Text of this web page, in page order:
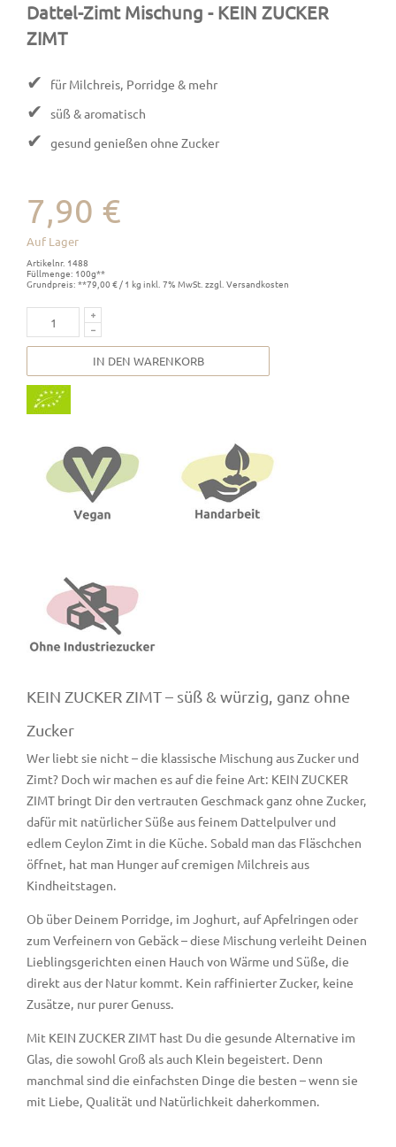
Dattel-Zimt Mischung - KEIN ZUCKER
ZIMT
✔ für Milchreis, Porridge & mehr
✔ süß & aromatisch
✔ gesund genießen ohne Zucker
7,90 €
Auf Lager
Artikelnr. 1488
Füllmenge: 100g**
Grundpreis: **79,00 € / 1 kg inkl. 7% MwSt. zzgl. Versandkosten
IN DEN WARENKORB
KEIN ZUCKER ZIMT – süß & würzig, ganz ohne
Zucker
Wer liebt sie nicht – die klassische Mischung aus Zucker und
Zimt? Doch wir machen es auf die feine Art: KEIN ZUCKER
ZIMT bringt Dir den vertrauten Geschmack ganz ohne Zucker,
dafür mit natürlicher Süße aus feinem Dattelpulver und
edlem Ceylon Zimt in die Küche. Sobald man das Fläschchen
öffnet, hat man Hunger auf cremigen Milchreis aus
Kindheitstagen.
Ob über Deinem Porridge, im Joghurt, auf Apfelringen oder
zum Verfeinern von Gebäck – diese Mischung verleiht Deinen
Lieblingsgerichten einen Hauch von Wärme und Süße, die
direkt aus der Natur kommt. Kein raffinierter Zucker, keine
Zusätze, nur purer Genuss.
Mit KEIN ZUCKER ZIMT hast Du die gesunde Alternative im
Glas, die sowohl Groß als auch Klein begeistert. Denn
manchmal sind die einfachsten Dinge die besten – wenn sie
mit Liebe, Qualität und Natürlichkeit daherkommen.